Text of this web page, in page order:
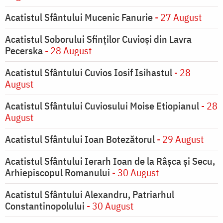
Acatistul Sfântului Mucenic Fanurie- 27 August
Acatistul Soborului Sfinților Cuvioși din Lavra
Pecerska- 28 August
Acatistul Sfântului Cuvios Iosif Isihastul- 28
August
Acatistul Sfântului Cuviosului Moise Etiopianul- 28
August
Acatistul Sfântului Ioan Botezătorul- 29 August
Acatistul Sfântului Ierarh Ioan de la Râşca şi Secu,
Arhiepiscopul Romanului - 30 August
Acatistul Sfântului Alexandru, Patriarhul
Constantinopolului - 30 August